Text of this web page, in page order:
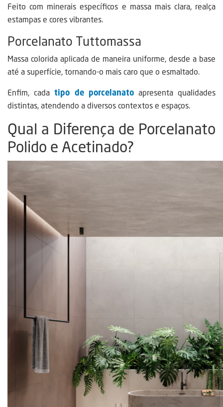
Feito com minerais específicos e massa mais clara, realça
estampas e cores vibrantes.
Porcelanato Tuttomassa
Massa colorida aplicada de maneira uniforme, desde a base
até a superfície, tornando-o mais caro que o esmaltado.
Enfim, cadatipo de porcelanatoapresenta qualidades
distintas, atendendo a diversos contextos e espaços.
Qual a Diferença de Porcelanato
Polido e Acetinado?